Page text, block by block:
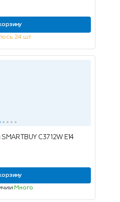
24 шт
C37 12W E14
Много